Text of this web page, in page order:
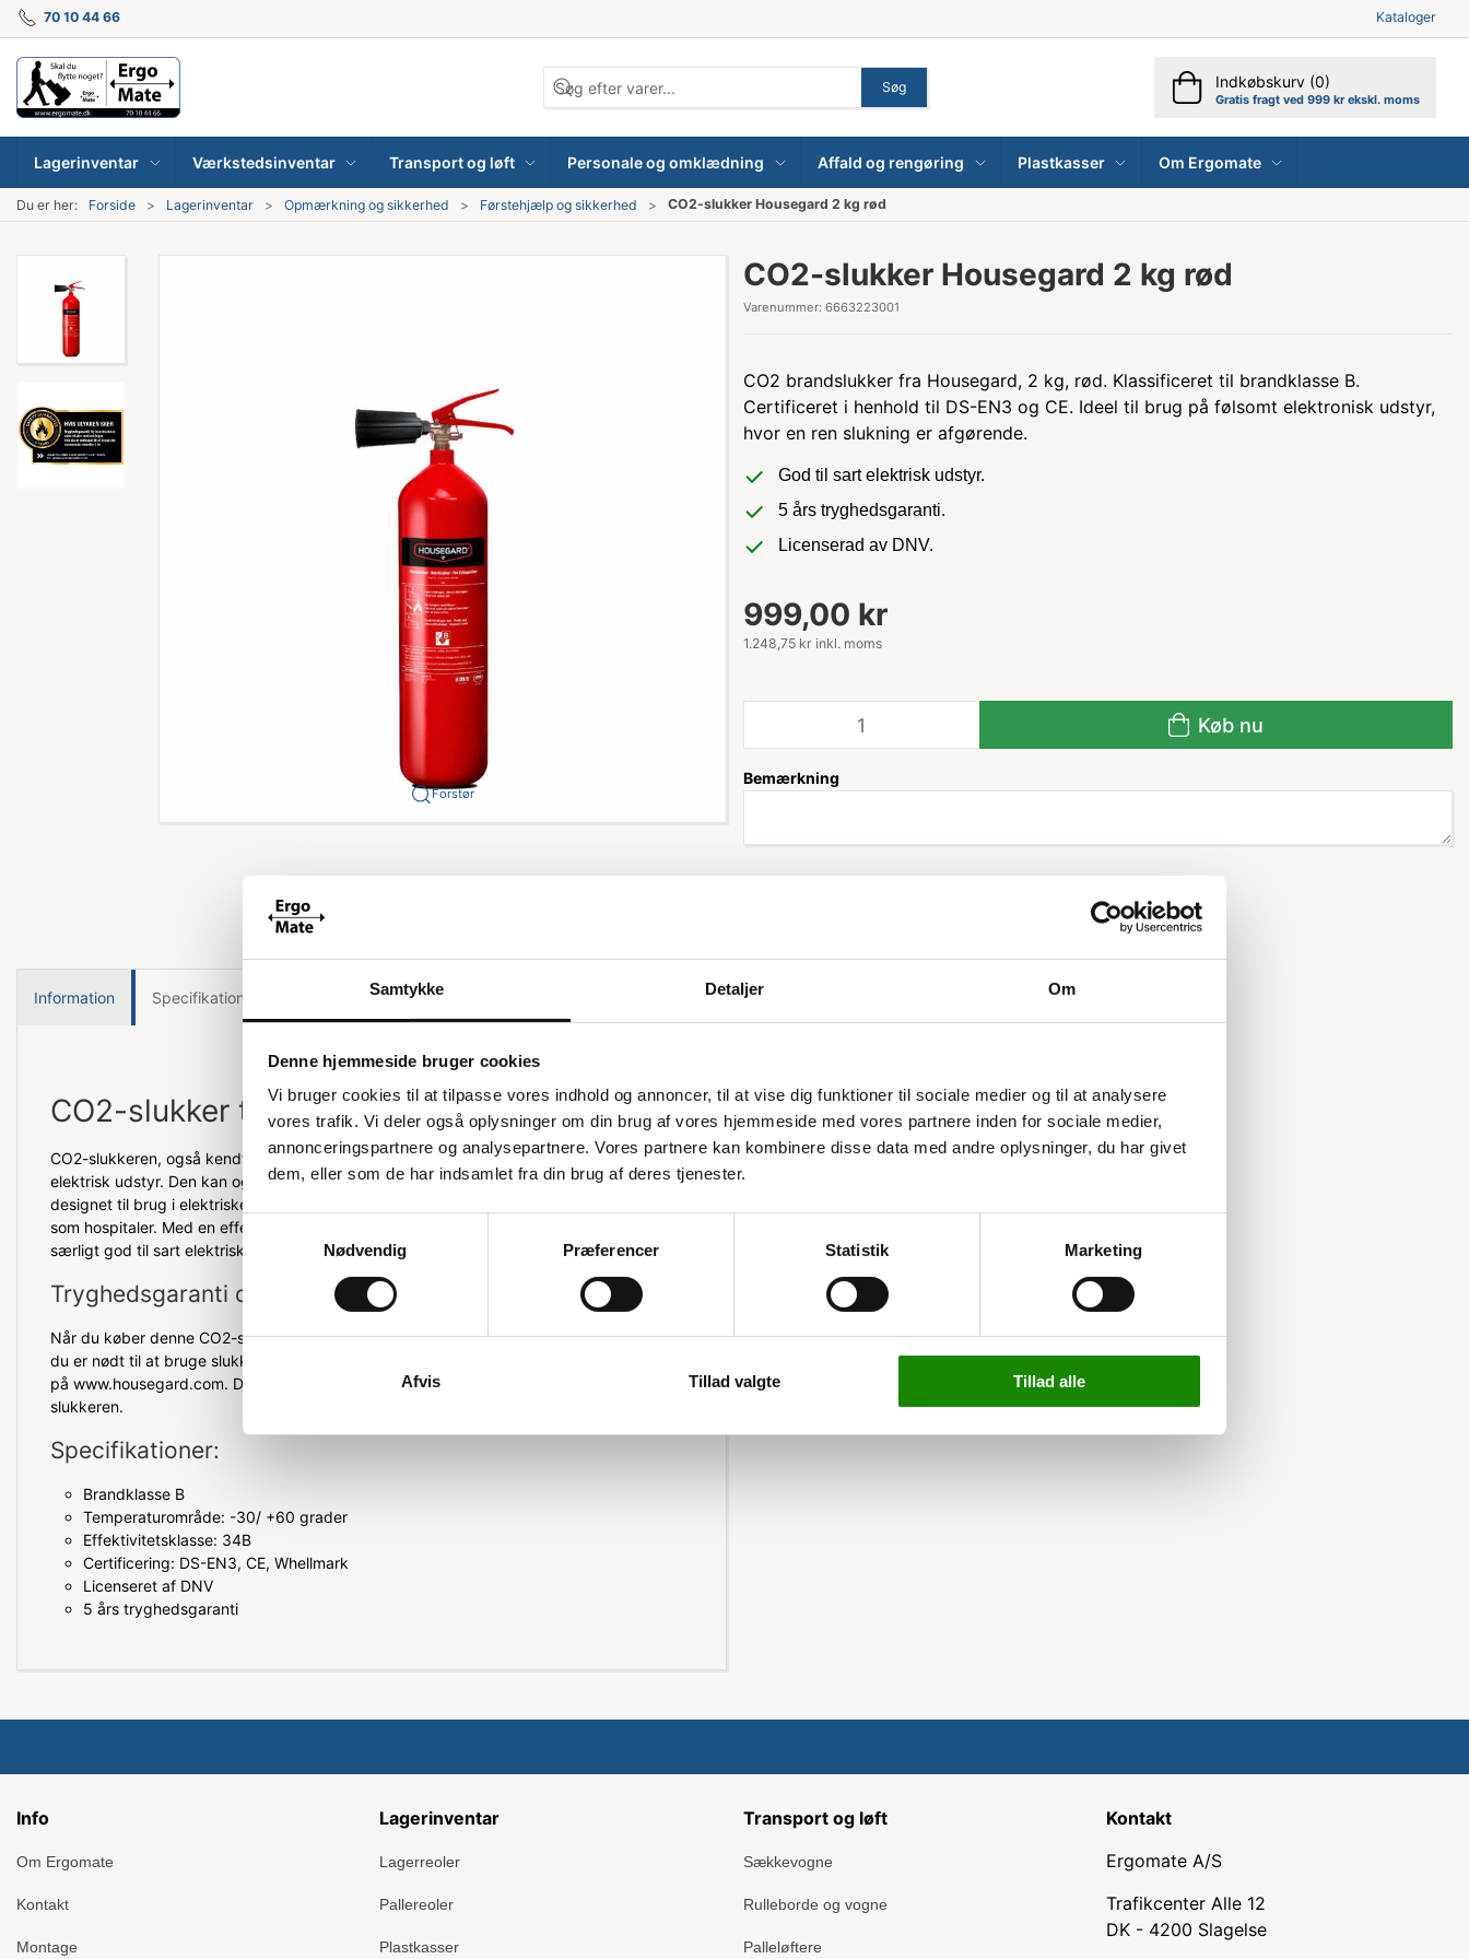
Samtykke Detaljer Om
Denne hjemmeside bruger cookies
Vi bruger cookies til at tilpasse vores indhold og annoncer, til at vise dig funktioner til sociale medier og til at analysere
vores trafik. Vi deler også oplysninger om din brug af vores hjemmeside med vores partnere inden for sociale medier,
annonceringspartnere og analysepartnere. Vores partnere kan kombinere disse data med andre oplysninger, du har givet
dem, eller som de har indsamlet fra din brug af deres tjenester.
Samtykkevalg
Nødvendig
Præferencer Statistik Marketing
Afvis Tillad valgte Tillad alle
70 10 44 66 Kataloger
Søg Indkøbskurv (0)
Gratis fragt ved 999 kr ekskl. moms
Lagerinventar Værkstedsinventar Transport og løft Personale og omklædning Affald og rengøring Plastkasser Om Ergomate
Du er her: Forside Lagerinventar Opmærkning og sikkerhed Førstehjælp og sikkerhed CO2-slukker Housegard 2 kg rød
Forstør
CO2-slukker Housegard 2 kg rød
Varenummer: 6663223001
CO2 brandslukker fra Housegard, 2 kg, rød. Klassificeret til brandklasse B.
Certificeret i henhold til DS-EN3 og CE. Ideel til brug på følsomt elektronisk udstyr,
hvor en ren slukning er afgørende.
God til sart elektrisk udstyr.
5 års tryghedsgaranti.
Licenserad av DNV.
999,00 kr
1.248,75 kr inkl. moms
Køb nu
Bemærkning
Information Specifikationer
CO2-slukker til elektrisk udstyr
CO2-slukkeren, også kendt som kuldioxid-slukker, er ideel til at håndtere brande i
elektrisk udstyr. Den kan også bruges til væskebrande. Denne brandslukker er specielt
designet til brug i elektriske installationer, serverrum, kontorer og offentlige institutioner
som hospitaler. Med en effektivitetsklasse på 34B er den velegnet til mindre rum og er
særligt god til sart elektrisk udstyr, hvor en ren slukning er vigtig.
Tryghedsgaranti og vægbeslag
Når du køber denne CO2-slukker, får du en tryghedsgaranti på 5 år. Det betyder, at hvis
du er nødt til at bruge slukkeren, får du en ny leveret. Husk at registrere din brandslukker
på www.housegard.com. Der medfølger også et vægbeslag, så du nemt kan montere
slukkeren.
Specifikationer:
Brandklasse B
Temperaturområde: -30/ +60 grader
Effektivitetsklasse: 34B
Certificering: DS-EN3, CE, Whellmark
Licenseret af DNV
5 års tryghedsgaranti
Info
Om Ergomate
Kontakt
Montage
Lagerinventar
Lagerreoler
Pallereoler
Plastkasser
Transport og løft
Sækkevogne
Rulleborde og vogne
Palleløftere
Kontakt
Ergomate A/S
Trafikcenter Alle 12
DK - 4200 Slagelse